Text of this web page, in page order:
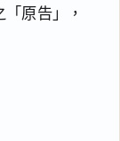
原告」，